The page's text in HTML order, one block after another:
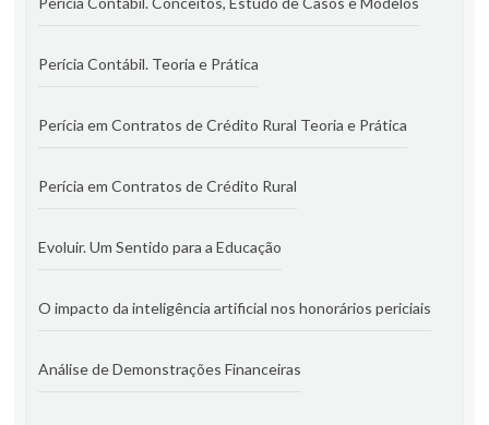
Perícia Contábil. Teoria e Prática
Perícia em Contratos de Crédito Rural Teoria e Prática
Perícia em Contratos de Crédito Rural
Evoluir. Um Sentido para a Educação
O impacto da inteligência artificial nos honorários periciais
Análise de Demonstrações Financeiras